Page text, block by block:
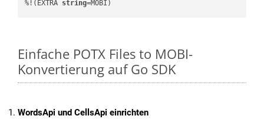
%!(EXTRA string=MOBI)
Einfache POTX Files to MOBI-
Konvertierung auf Go SDK
WordsApi und CellsApi einrichten